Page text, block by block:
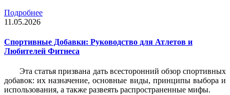
Подробнее
11.05.2026
Спортивные Добавки: Руководство для Атлетов и
Любителей Фитнеса
Эта статья призвана дать всесторонний обзор спортивных
добавок: их назначение, основные виды, принципы выбора и
использования, а также развеять распространенные мифы.